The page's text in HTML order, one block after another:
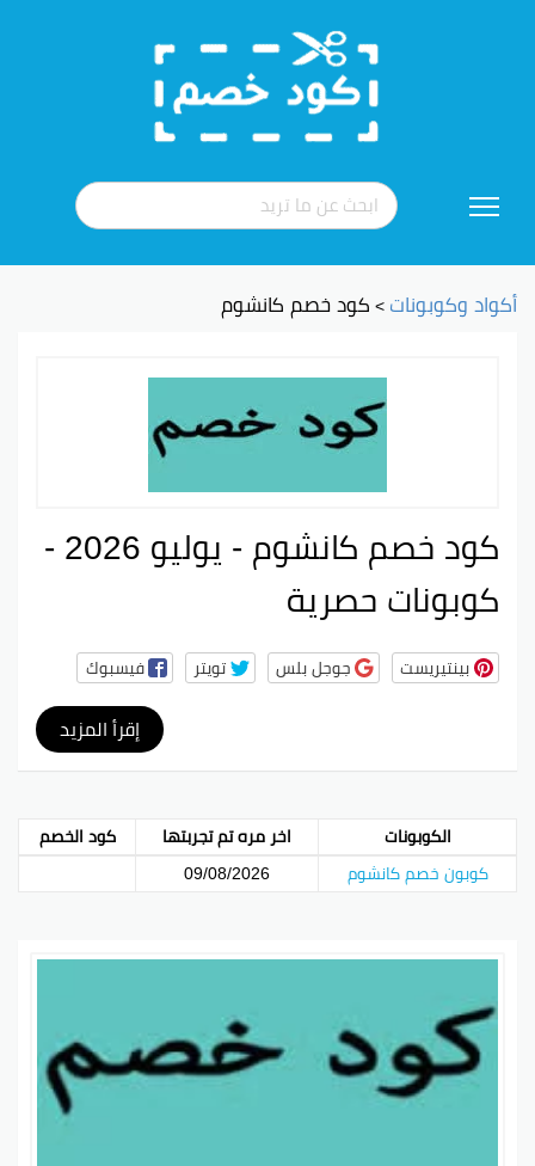
إلى
أكواد وكوبونات>كود خصم كانشوم
إقرأ المزيد
كود خصم كانشوم - يوليو 2026 -
كوبونات حصرية
فيسبوك تويتر جوجل بلس بينتيريست
الكوبونات اخر مره تم تجربتها
كود الخصم
كوبون خصم كانشوم
09/08/2026